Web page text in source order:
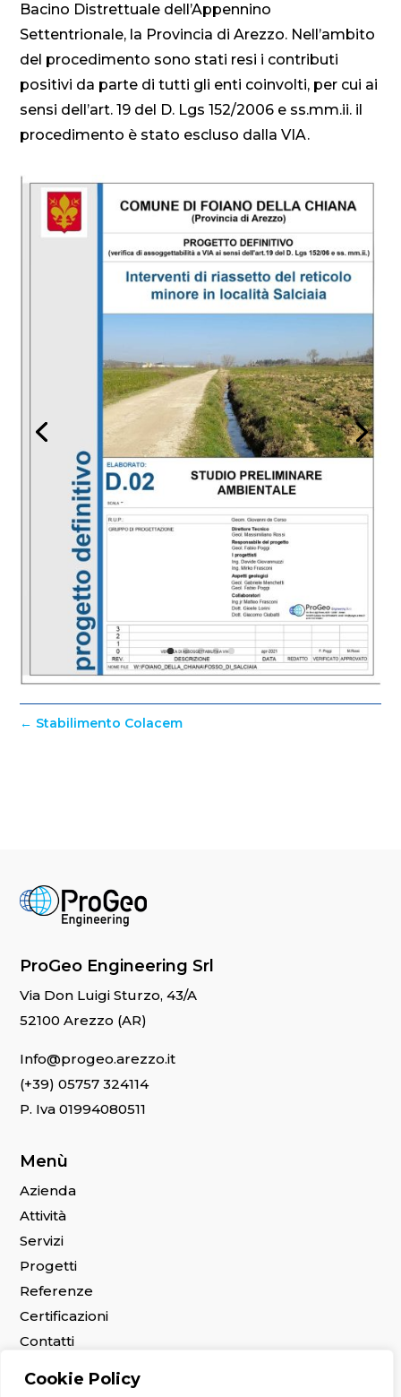
Cookie Policy
Bacino Distrettuale dell’Appennino
Settentrionale, la Provincia di Arezzo. Nell’ambito
del procedimento sono stati resi i contributi
positivi da parte di tutti gli enti coinvolti, per cui ai
sensi dell’art. 19 del D. Lgs 152/2006 e ss.mm.ii. il
procedimento è stato escluso dalla VIA.
← Stabilimento Colacem
ProGeo Engineering Srl
Via Don Luigi Sturzo, 43/A
52100 Arezzo (AR)
Info@progeo.arezzo.it
(+39) 05757 324114
P. Iva 01994080511
Menù
Azienda
Attività
Servizi
Progetti
Referenze
Certificazioni
Contatti